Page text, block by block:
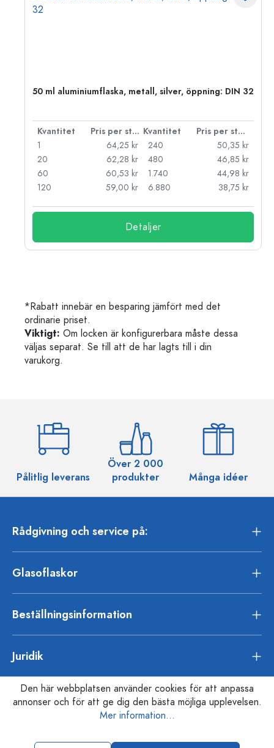
50 ml aluminiumflaska, metall, silver, öppning: DIN 32
Kvantitet Pris per styck Kvantitet
Pris per styck
1
64,25 kr
20
62,28 kr
60
60,53 kr
120
59,00 kr
240
50,35 kr
480
46,85 kr
1.740
44,98 kr
6.880
38,75 kr
Detaljer
*Rabatt innebär en besparing jämfört med det
ordinarie priset.
Viktigt: Om locken är konfigurerbara måste dessa
väljas separat. Se till att de har lagts till i din
varukorg.
Pålitlig leverans
Över 2 000
produkter
Många idéer
Rådgivning och service på:
Glasoflaskor
Beställningsinformation
Juridik
Den här webbplatsen använder cookies för att anpassa
annonser och för att ge dig den bästa möjliga upplevelsen.
Mer information...